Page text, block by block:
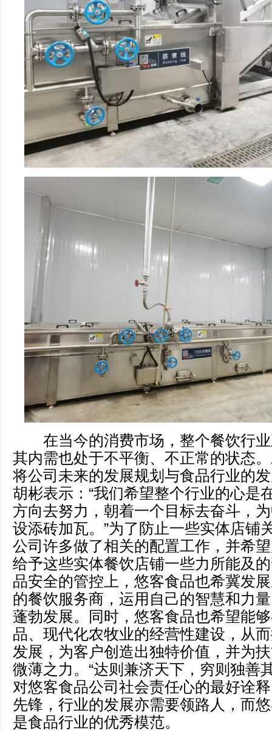
在当今的消费市场，整个餐饮行业
其内需也处于不平衡、不正常的状态
将公司未来的发展规划与食品行业的
胡彬表示：“我们希望整个行业的心是
方向去努力，朝着一个目标去奋斗，
设添砖加瓦。”为了防止一些实体店铺
公司许多做了相关的配置工作，并希
给予这些实体餐饮店铺一些力所能及
品安全的管控上，悠客食品也希冀发
的餐饮服务商，运用自己的智慧和力
蓬勃发展。同时，悠客食品也希望能
品、现代化农牧业的经营性建设，从
发展，为客户创造出独特价值，并为
微薄之力。“达则兼济天下，穷则独
对悠客食品公司社会责任心的最好诠
先锋，行业的发展亦需要领路人，而
是食品行业的优秀模范。